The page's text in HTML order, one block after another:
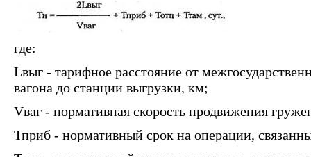
где:
Lвыг - тарифное расстояние от
вагона до станции выгрузки, км;
Vваг - нормативная скорость продвижения
Тприб - нормативный срок на операции,